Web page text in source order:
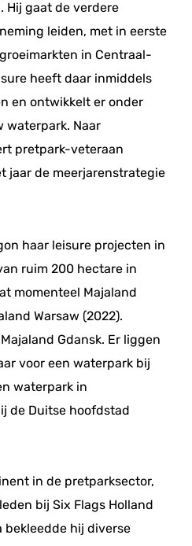
Hij gaat de verdere
leiden, met in eerste
in Centraal-
heeft daar inmiddels
en ontwikkelt er onder
waterpark. Naar
pretpark-veteraan
jaar de meerjarenstrategie
haar leisure projecten in
ruim 200 hectare in
momenteel Majaland
Warsaw (2022).
Gdansk. Er liggen
voor een waterpark bij
waterpark in
de Duitse hoofdstad
in de pretparksector,
bij Six Flags Holland
bekleedde hij diverse